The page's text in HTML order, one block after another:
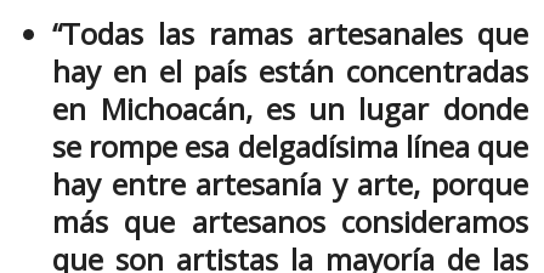
g
r
s
k
p
e
e
b
o
o
k
itt
er
at
s
A
p
p
“Todas las ramas artesanales que
hay en el país están concentradas
en Michoacán, es un lugar donde
se rompe esa delgadísima línea que
hay entre artesanía y arte, porque
más que artesanos consideramos
que son artistas la mayoría de las